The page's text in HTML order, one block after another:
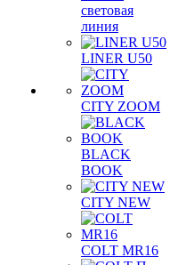
световая
линия
LINER U50
CITY ZOOM
BLACK
BOOK
CITY NEW
COLT MR16